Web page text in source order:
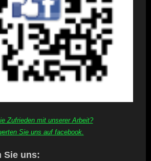
Zufrieden mit unserer Arbeit?
Sie uns auf facebook.
Sie uns: